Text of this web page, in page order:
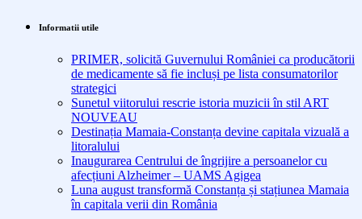
Informatii utile
PRIMER, solicită Guvernului României ca producătorii
de medicamente să fie incluși pe lista consumatorilor
strategici
Sunetul viitorului rescrie istoria muzicii în stil ART
NOUVEAU
Destinația Mamaia-Constanța devine capitala vizuală a
litoralului
Inaugurarea Centrului de îngrijire a persoanelor cu
afecțiuni Alzheimer – UAMS Agigea
Luna august transformă Constanța și stațiunea Mamaia
în capitala verii din România